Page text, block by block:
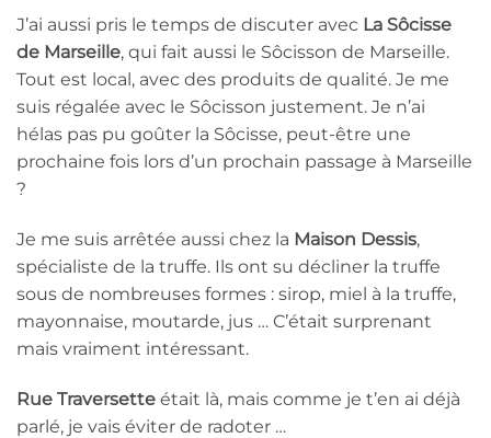
J’ai aussi pris le temps de discuter avec La Sôcisse
de Marseille, qui fait aussi le Sôcisson de Marseille.
Tout est local, avec des produits de qualité. Je me
suis régalée avec le Sôcisson justement. Je n’ai
hélas pas pu goûter la Sôcisse, peut-être une
prochaine fois lors d’un prochain passage à Marseille
?
Je me suis arrêtée aussi chez la Maison Dessis,
spécialiste de la truffe. Ils ont su décliner la truffe
sous de nombreuses formes : sirop, miel à la truffe,
mayonnaise, moutarde, jus … C’était surprenant
mais vraiment intéressant.
Rue Traversette était là, mais comme je t’en ai déjà
parlé, je vais éviter de radoter …